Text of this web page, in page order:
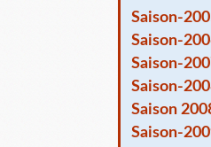
Saison-
Saison-
Saison-
Saison-
Saison
Saison-